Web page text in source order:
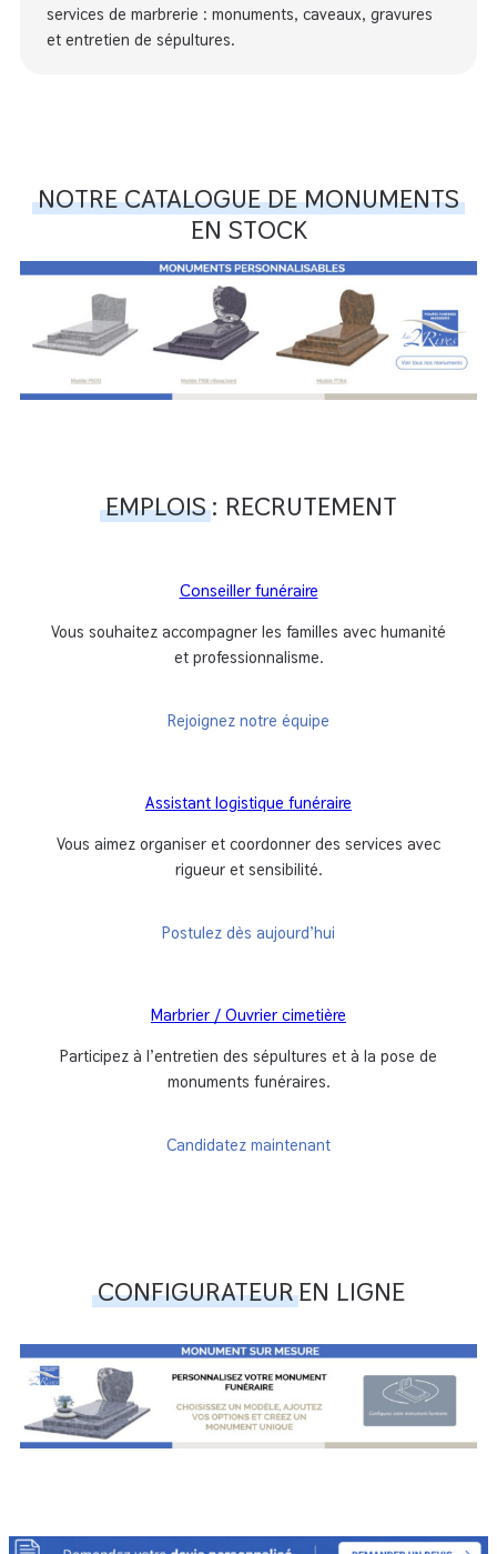
services de marbrerie : monuments, caveaux, gravures
et entretien de sépultures.
NOTRE CATALOGUE DE MONUMENTS
EN STOCK
EMPLOIS : RECRUTEMENT
Conseiller funéraire
Vous souhaitez accompagner les familles avec humanité
et professionnalisme.
Rejoignez notre équipe
Assistant logistique funéraire
Vous aimez organiser et coordonner des services avec
rigueur et sensibilité.
Postulez dès aujourd’hui
Marbrier / Ouvrier cimetière
Participez à l’entretien des sépultures et à la pose de
monuments funéraires.
Candidatez maintenant
CONFIGURATEUREN LIGNE